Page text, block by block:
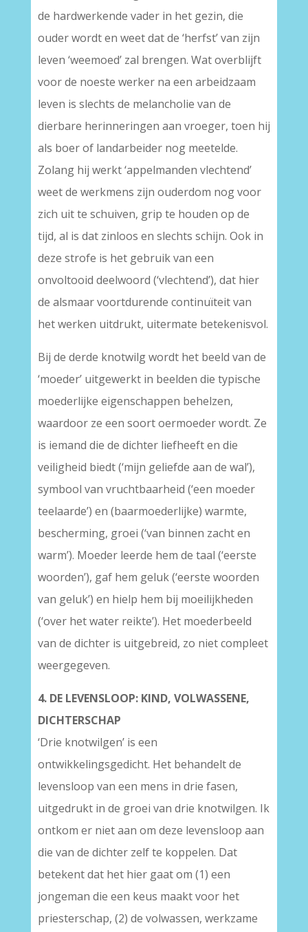
de hardwerkende vader in het gezin, die
ouder wordt en weet dat de ‘herfst’ van zijn
leven ‘weemoed’ zal brengen. Wat overblijft
voor de noeste werker na een arbeidzaam
leven is slechts de melancholie van de
dierbare herinneringen aan vroeger, toen hij
als boer of landarbeider nog meetelde.
Zolang hij werkt ‘appelmanden vlechtend’
weet de werkmens zijn ouderdom nog voor
zich uit te schuiven, grip te houden op de
tijd, al is dat zinloos en slechts schijn. Ook in
deze strofe is het gebruik van een
onvoltooid deelwoord (‘vlechtend’), dat hier
de alsmaar voortdurende continuïteit van
het werken uitdrukt, uitermate betekenisvol.
Bij de derde knotwilg wordt het beeld van de
‘moeder’ uitgewerkt in beelden die typische
moederlijke eigenschappen behelzen,
waardoor ze een soort oermoeder wordt. Ze
is iemand die de dichter liefheeft en die
veiligheid biedt (‘mijn geliefde aan de wal’),
symbool van vruchtbaarheid (‘een moeder
teelaarde’) en (baarmoederlijke) warmte,
bescherming, groei (‘van binnen zacht en
warm’). Moeder leerde hem de taal (‘eerste
woorden’), gaf hem geluk (‘eerste woorden
van geluk’) en hielp hem bij moeilijkheden
(‘over het water reikte’). Het moederbeeld
van de dichter is uitgebreid, zo niet compleet
weergegeven.
4. DE LEVENSLOOP: KIND, VOLWASSENE,
DICHTERSCHAP
‘Drie knotwilgen’ is een
ontwikkelingsgedicht. Het behandelt de
levensloop van een mens in drie fasen,
uitgedrukt in de groei van drie knotwilgen. Ik
ontkom er niet aan om deze levensloop aan
die van de dichter zelf te koppelen. Dat
betekent dat het hier gaat om (1) een
jongeman die een keus maakt voor het
priesterschap, (2) de volwassen, werkzame